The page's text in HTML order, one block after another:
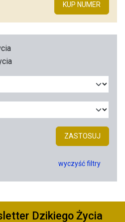
KUP NUMER
ZASTOSUJ
wyczyść filtry
Dzikiego Życia